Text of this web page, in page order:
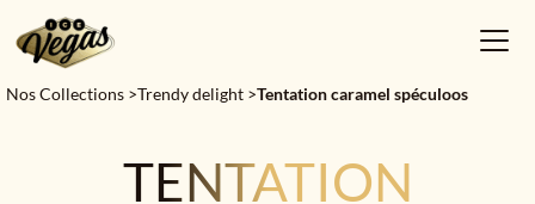
Nos Collections >Trendy delight >Tentation caramel spéculoos
TENTATION